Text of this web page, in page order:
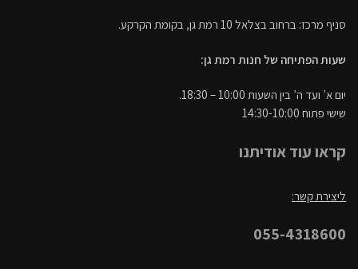
סניף מרכז: ברחוב בצלאל 10 רמת גן, בקומת הקרקע.
שעות הפתיחה של חנות רמת גן:
יום א’ ועד ה’ בין השעות 10:00 – 18:30.
שישי פתוח 14:30-10:00
קראו עוד אודיתנו
ליצירת קשר:
055-4318600